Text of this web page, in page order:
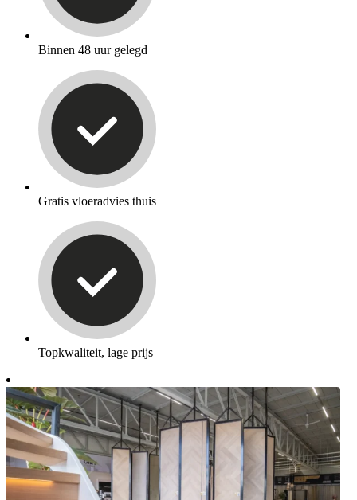
Binnen 48 uur gelegd
Gratis vloeradvies thuis
Topkwaliteit, lage prijs